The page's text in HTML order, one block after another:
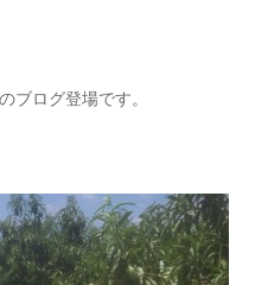
ブログ登場です。